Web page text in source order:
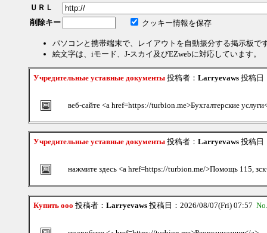
ＵＲＬ
削除キー
クッキー情報を保存
パソコンと携帯端末で、レイアウトを自動振分する掲示板で
絵文字は、iモード、J-スカイ及びEZwebに対応しています。
Учредительные уставные документы 投稿者： Larryevaws 投稿日
веб-сайте <a href=https://turbion.me>Бухгалтерские
Учредительные уставные документы 投稿者： Larryevaws 投稿日
нажмите здесь <a href=https://turbion.me/>Помощь 115,
Купить ооо 投稿者： Larryevaws 投稿日：2026/08/07(Fri) 07:57